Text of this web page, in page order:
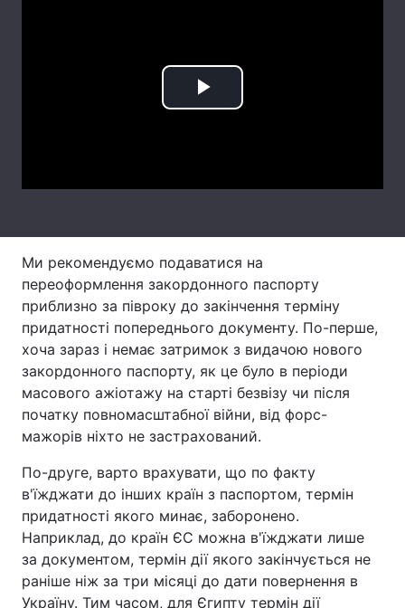
Тема оформлення
Play
Ми рекомендуємо подаватися на
переоформлення закордонного паспорту
приблизно за півроку до закінчення терміну
придатності попереднього документу. По-перше,
хоча зараз і немає затримок з видачою нового
закордонного паспорту, як це було в періоди
масового ажіотажу на старті безвізу чи після
початку повномасштабної війни, від форс-
мажорів ніхто не застрахований.
По-друге, варто врахувати, що по факту
в'їжджати до інших країн з паспортом, термін
придатності якого минає, заборонено.
Наприклад, до країн ЄС можна в'їжджати лише
за документом, термін дії якого закінчується не
раніше ніж за три місяці до дати повернення в
Україну. Тим часом, для Єгипту термін дії